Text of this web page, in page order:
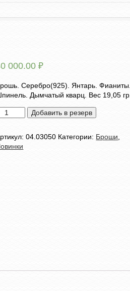
000.00₽
Серебро(925). Янтарь. Фианиты.
Дымчатый кварц. Вес 19,05 гр.
Добавить в резерв
04.03050 Категории: Броши